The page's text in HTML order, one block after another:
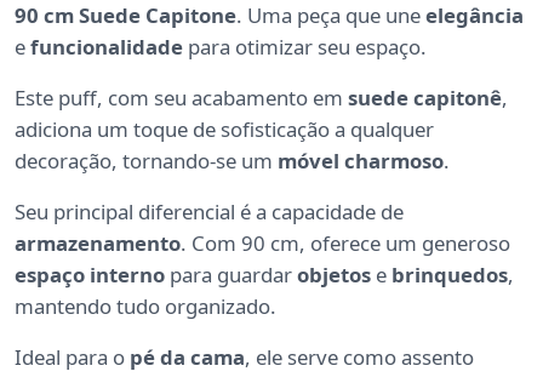
90 cm Suede Capitone. Uma peça que uneelegância
efuncionalidade para otimizar seu espaço.
Este puff, com seu acabamento em suede capitonê,
adiciona um toque de sofisticação a qualquer
decoração, tornando-se um móvel charmoso.
Seu principal diferencial é a capacidade de
armazenamento. Com 90 cm, oferece um generoso
espaço interno para guardarobjetos e brinquedos,
mantendo tudo organizado.
Ideal para o pé da cama, ele serve como assento